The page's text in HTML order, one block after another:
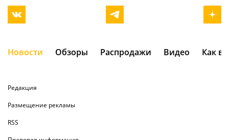
Новости Обзоры Распродажи Видео Как
Редакция
Размещение рекламы
RSS